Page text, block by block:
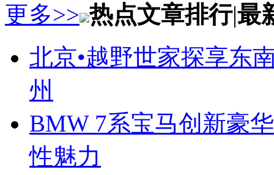
更多>> 热点文章排行|最
北京•越野世家探享东
州
BMW 7系宝马创新豪
性魅力